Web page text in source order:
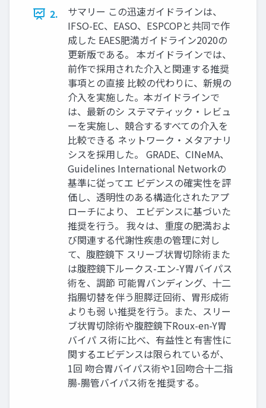
2.
サマリー この迅速ガイドラインは、
IFSO-EC、EASO、ESPCOPと共同で作
成した EAES肥満ガイドライン2020の
更新版である。 本ガイドラインでは、
前作で採用された介入と関連する推奨
事項との直接 比較の代わりに、新規の
介入を実施した。本ガイドラインで
は、最新のシ ステマティック・レビュ
ーを実施し、競合するすべての介入を
比較できる ネットワーク・メタアナリ
シスを採用した。 GRADE、CINeMA、
Guidelines International Networkの
基準に従ってエ ビデンスの確実性を評
価し、透明性のある構造化されたアプ
ローチにより、 エビデンスに基づいた
推奨を行う。 我々は、重度の肥満およ
び関連する代謝性疾患の管理に対し
て、腹腔鏡下 スリーブ状胃切除術また
は腹腔鏡下ルークス-エン-Y胃バイパス
術を、調節 可能胃バンディング、十二
指腸切替を伴う胆膵迂回術、胃形成術
よりも弱 い推奨を行う。また、スリー
ブ状胃切除術や腹腔鏡下Roux-en-Y胃
バイパ ス術に比べ、有益性と有害性に
関するエビデンスは限られているが、
1回 吻合胃バイパス術や1回吻合十二指
腸-腸管バイパス術を推奨する。